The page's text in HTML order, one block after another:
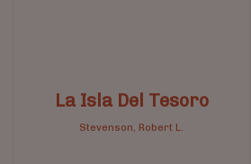
La Isla Del Tesoro
Stevenson, Robert L.